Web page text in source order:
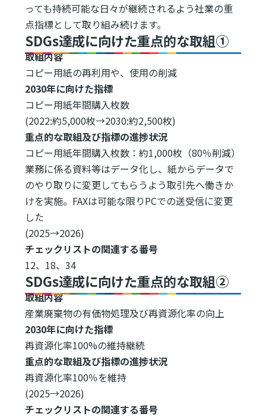
っても持続可能な日々が継続されるよう社業の重
点指標として取り組み続けます。
SDGs達成に向けた重点的な取組①
取組内容
コピー用紙の再利用や、使用の削減
2030年に向けた指標
コピー用紙年間購入枚数
(2022:約5,000枚→2030:約2,500枚)
重点的な取組及び指標の進捗状況
コピー用紙年間購入枚数：約1,000枚（80％削減）
業務に係る資料等はデータ化し、紙からデータで
のやり取りに変更してもらうよう取引先へ働きか
けを実施。FAXは可能な限りPCでの送受信に変更
した
(2025→2026)
チェックリストの関連する番号
12、18、34
SDGs達成に向けた重点的な取組②
取組内容
産業廃棄物の有価物処理及び再資源化率の向上
2030年に向けた指標
再資源化率100%の維持継続
重点的な取組及び指標の進捗状況
再資源化率100％を維持
(2025→2026)
チェックリストの関連する番号